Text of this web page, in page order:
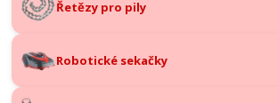
Řetězy pro pily
Robotické sekačky